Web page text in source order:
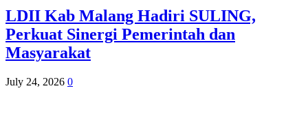
LDII Kab Malang Hadiri SULING,
Perkuat Sinergi Pemerintah dan
Masyarakat
July 24, 2026 0